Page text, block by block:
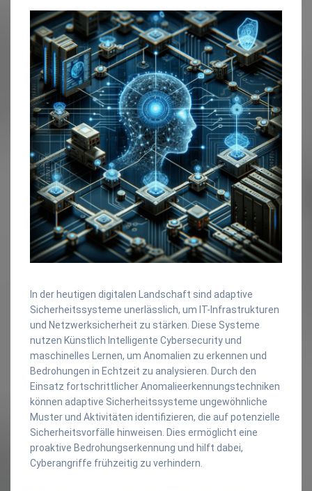
In der heutigen digitalen Landschaft sind adaptive
Sicherheitssysteme unerlässlich, um IT-Infrastrukturen
und Netzwerksicherheit zu stärken. Diese Systeme
nutzen Künstlich Intelligente Cybersecurity und
maschinelles Lernen, um Anomalien zu erkennen und
Bedrohungen in Echtzeit zu analysieren. Durch den
Einsatz fortschrittlicher Anomalieerkennungstechniken
können adaptive Sicherheitssysteme ungewöhnliche
Muster und Aktivitäten identifizieren, die auf potenzielle
Sicherheitsvorfälle hinweisen. Dies ermöglicht eine
proaktive Bedrohungserkennung und hilft dabei,
Cyberangriffe frühzeitig zu verhindern.